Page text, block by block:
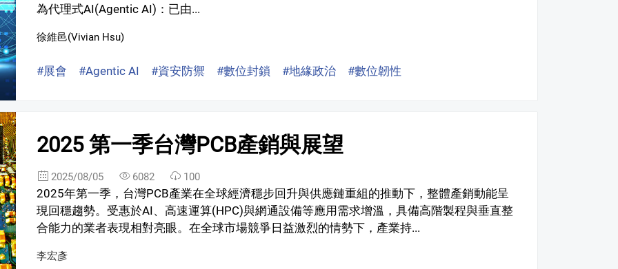
為代理式AI(Agentic AI)：已由...
徐維邑(Vivian Hsu)
#展會 #Agentic AI #資安防禦 #數位封鎖 #地緣政治 #數位韌性
2025 第一季台灣PCB產銷與展望
2025/08/05 6082 100
2025年第一季，台灣PCB產業在全球經濟穩步回升與供應鏈重組的推動下，整體產銷動能呈
現回穩趨勢。受惠於AI、高速運算(HPC)與網通設備等應用需求增溫，具備高階製程與垂直整
合能力的業者表現相對亮眼。在全球市場競爭日益激烈的情勢下，產業持...
李宏彥